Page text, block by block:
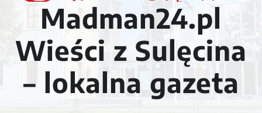
Madman24.pl
Wieści z Sulęcina
– lokalna gazeta